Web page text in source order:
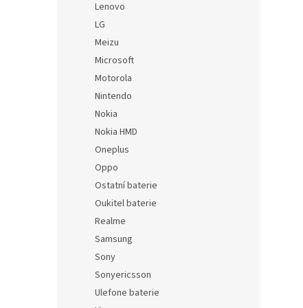
Lenovo
LG
Meizu
Microsoft
Motorola
Nintendo
Nokia
Nokia HMD
Oneplus
Oppo
Ostatní baterie
Oukitel baterie
Realme
Samsung
Sony
Sonyericsson
Ulefone baterie